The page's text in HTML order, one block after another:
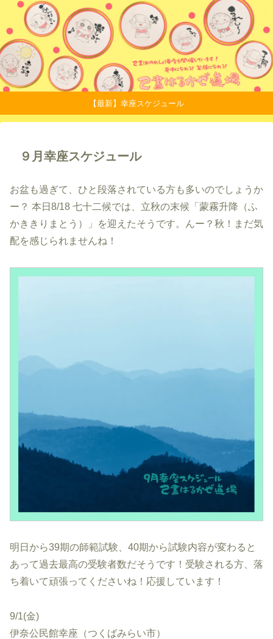
【最新】幸座スケジュール
９月幸座スケジュール
お盆も過ぎて、ひと段落されている方も多いのでしょうか
ー？ 本日8/18 七十二候では、立秋の末候「蒙霧升降（ふ
かききりまとう）」を迎えたそうです。んー？秋！まだ気
配を感じられませんね！
明日から39期の師範試験、40期から試験内容が変わると
あって過去最高の受験者数だそうです！受験される方、落
ち着いて頑張ってくださいね！応援しています！
9/1(金)
伊奈公民館幸座（つくばみらい市）